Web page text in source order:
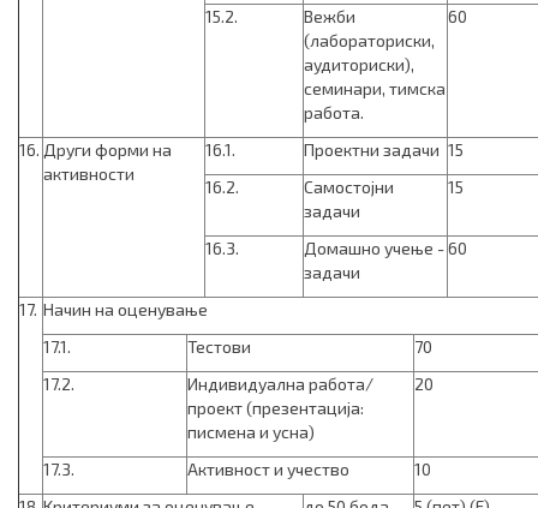
15.2.
Вежби
(лабораториски,
аудиториски),
семинари, тимска
работа.
60
16. Други форми на
активности
16.1. Проектни задачи 15
16.2.
Самостојни
задачи
15
16.3.
Домашно учење -
задачи
60
17. Начин на оценување
17.1.
Тестови
70
17.2.
Индивидуална работа/
проект (презентација:
писмена и усна)
20
17.3. Активност и учество
10